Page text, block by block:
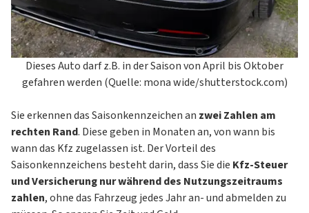
Dieses Auto darf z.B. in der Saison von April bis Oktober
gefahren werden (Quelle: mona wide/shutterstock.com)
Sie erkennen das Saisonkennzeichen an zwei Zahlen am
rechten Rand. Diese geben in Monaten an, von wann bis
wann das Kfz zugelassen ist. Der Vorteil des
Saisonkennzeichens besteht darin, dass Sie die Kfz-Steuer
und Versicherung nur während des Nutzungszeitraums
zahlen, ohne das Fahrzeug jedes Jahr an- und abmelden zu